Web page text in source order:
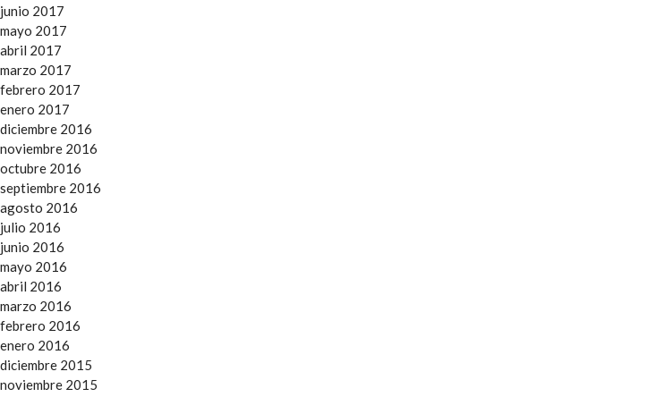
junio 2017
mayo 2017
abril 2017
marzo 2017
febrero 2017
enero 2017
diciembre 2016
noviembre 2016
octubre 2016
septiembre 2016
agosto 2016
julio 2016
junio 2016
mayo 2016
abril 2016
marzo 2016
febrero 2016
enero 2016
diciembre 2015
noviembre 2015